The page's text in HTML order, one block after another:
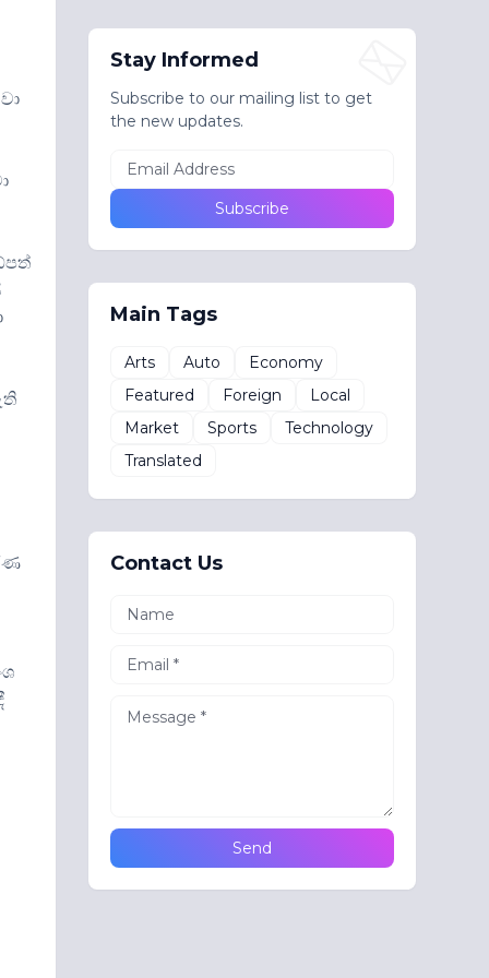
Stay Informed
Subscribe to our mailing list to get
the new updates.
Main Tags
Arts Auto
Economy
Featured
Foreign
Local
Market
Sports
Technology
Translated
Contact Us